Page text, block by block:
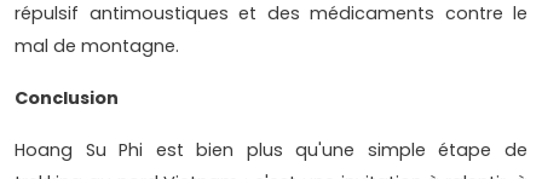
répulsif antimoustiques et des médicaments contre le
mal de montagne.
Conclusion
Hoang Su Phi est bien plus qu'une simple étape de